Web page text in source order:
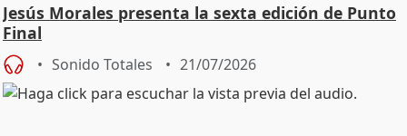
Jesús Morales presenta la sexta edición de Punto
Final
Sonido Totales 21/07/2026